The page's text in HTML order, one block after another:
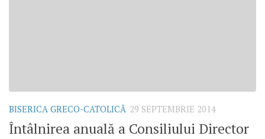
BISERICA GRECO-CATOLICĂ 29 SEPTEMBRIE 2014
Întâlnirea anuală a Consiliului Director